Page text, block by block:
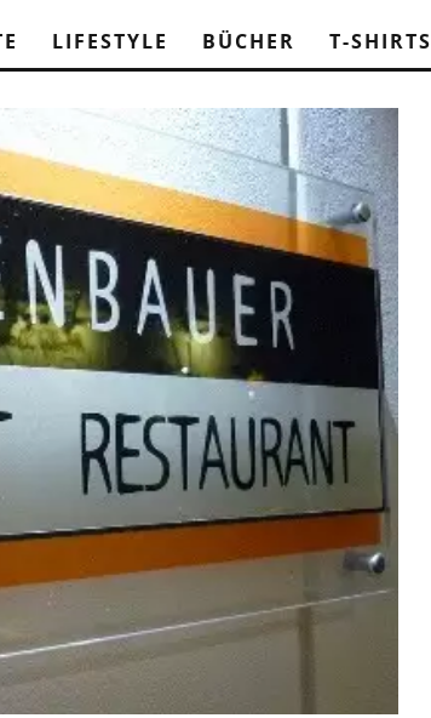
LIFESTYLE BÜCHER T-SHIRTS